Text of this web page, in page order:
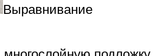
Выравнивание